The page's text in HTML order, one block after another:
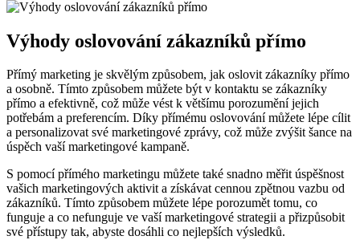
Výhody oslovování zákazníků přímo
Přímý marketing je skvělým způsobem, jak oslovit zákazníky přímo
a osobně. Tímto způsobem můžete být v kontaktu se zákazníky
přímo a efektivně, což může vést k většímu porozumění jejich
potřebám a preferencím. Díky přímému oslovování můžete lépe cílit
a personalizovat své marketingové zprávy, což může zvýšit šance na
úspěch vaší marketingové kampaně.
S pomocí přímého marketingu můžete také snadno měřit úspěšnost
vašich marketingových aktivit a získávat cennou zpětnou vazbu od
zákazníků. Tímto způsobem můžete lépe porozumět tomu, co
funguje a co nefunguje ve vaší marketingové strategii a přizpůsobit
své přístupy tak, abyste dosáhli co nejlepších výsledků.